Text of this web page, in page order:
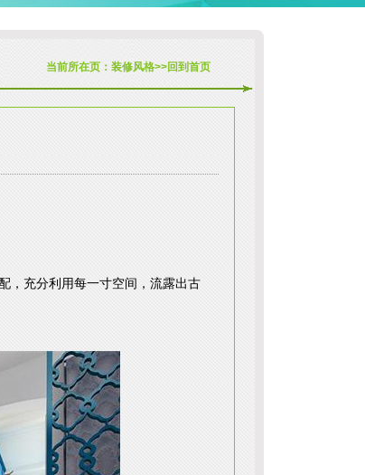
当前所在页： 装修风格>>回到首页
，充分利用每一寸空间，流露出古